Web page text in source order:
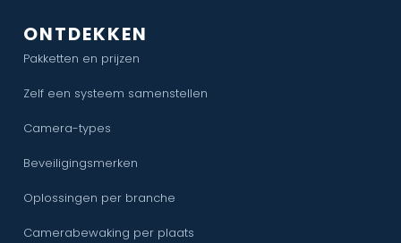
ONTDEKKEN
Pakketten en prijzen
Zelf een systeem samenstellen
Camera-types
Beveiligingsmerken
Oplossingen per branche
Camerabewaking per plaats